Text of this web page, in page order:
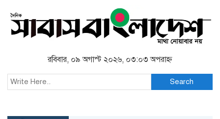
রবিবার, ০৯ অগাস্ট ২০২৬, ০৩:০৩ অপরাহ্ন
Search